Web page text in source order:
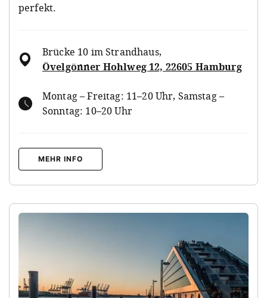
perfekt.
Brücke 10 im Strandhaus,
Övelgönner Hohlweg 12, 22605 Hamburg
Montag – Freitag: 11–20 Uhr, Samstag –
Sonntag: 10–20 Uhr
MEHR INFO